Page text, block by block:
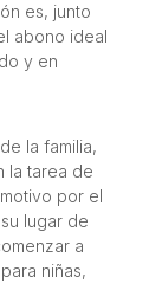
es, junto
abono ideal
y en
la familia,
la tarea de
por el
lugar de
a
niñas,